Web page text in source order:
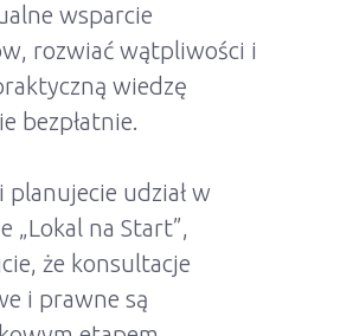
wsparcie
rozwiać wątpliwości i
wiedzę
bezpłatnie.
planujecie udział w
„Lokal na Start”,
że konsultacje
i prawne są